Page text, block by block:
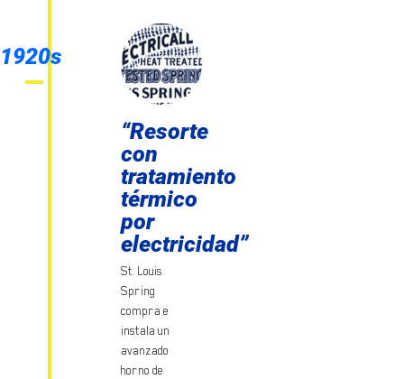
1920s
“Resorte
con
tratamiento
térmico
por
electricidad”
St. Louis
Spring
compra e
instala un
avanzado
horno de